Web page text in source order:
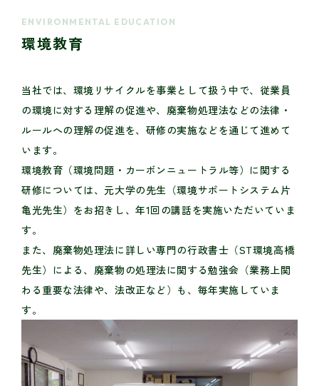
ENVIRONMENTAL EDUCATION
環境教育
当社では、環境リサイクルを事業として扱う中で、従業員
の環境に対する理解の促進や、廃棄物処理法などの法律・
ルールへの理解の促進を、研修の実施などを通じて進めて
います。
環境教育（環境問題・カーボンニュートラル等）に関する
研修については、元大学の先生（環境サポートシステム片
亀光先生）をお招きし、年1回の講話を実施いただいていま
す。
また、廃棄物処理法に詳しい専門の行政書士（ST環境高橋
先生）による、廃棄物の処理法に関する勉強会（業務上関
わる重要な法律や、法改正など）も、毎年実施していま
す。